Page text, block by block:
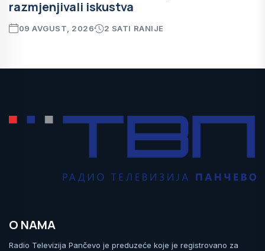
razmjenjivali iskustva
09 AVGUST, 2026 2 SATI RANIJE
O NAMA
Radio Televizija Pančevo je preduzeće koje je registrovano za